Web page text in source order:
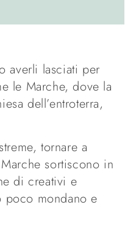
averli lasciati per
le Marche, dove la
dell’entroterra,
tornare a
sortiscono in
di creativi e
poco mondano e